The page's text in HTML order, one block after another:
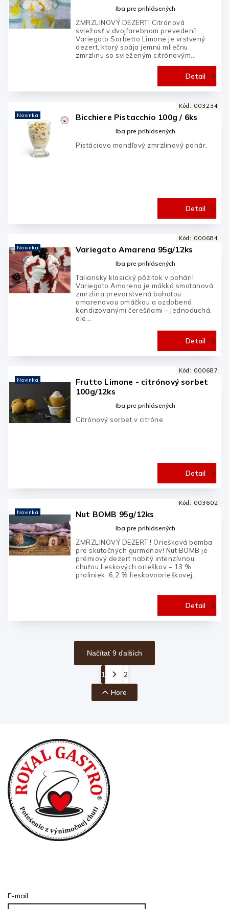
Iba pre prihlásených
Detail
ZMRZLINOVÝ DEZERT! Citrónová
sviežosť v dvojfarebnom prevedení!
Variegato Sorbetto Limone je vrstvený
dezert, ktorý spája jemnú mliečnu
zmrzlinu so svieženým citrónovým...
Novinka Bicchiere Pistacchio 100g / 6ks
Iba pre prihlásených
Detail
Pistáciovo mandľový zmrzlinový pohár.
Kód: 003234
Novinka Variegato Amarena 95g/12ks
Iba pre prihlásených
Detail
Taliansky klasický pôžitok v pohári!
Variegato Amarena je mäkká smotanová
zmrzlina prevarstvená bohatou
amarenovou omáčkou a ozdobená
kandizovanými čerešňami – jednoduchá,
ale...
Kód: 000684
Novinka
Frutto Limone - citrónový sorbet
100g/12ks
Iba pre prihlásených
Detail
Citrónový sorbet v citróne
Kód: 000687
Novinka Nut BOMB 95g/12ks
Iba pre prihlásených
Detail
ZMRZLINOVÝ DEZERT ! Oriešková bomba
pre skutočných gurmánov! Nut BOMB je
prémiový dezert nabitý intenzívnou
chuťou lieskových orieškov – 13 %
praliniek, 6,2 % lieskovoorieškovej...
Kód: 003602
Načítať 9 ďalších
1
2
Hore
E-mail